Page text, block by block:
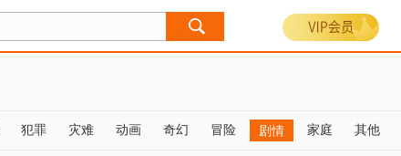
犯罪 灾难 动画 奇幻 冒险 剧情 家庭 其他